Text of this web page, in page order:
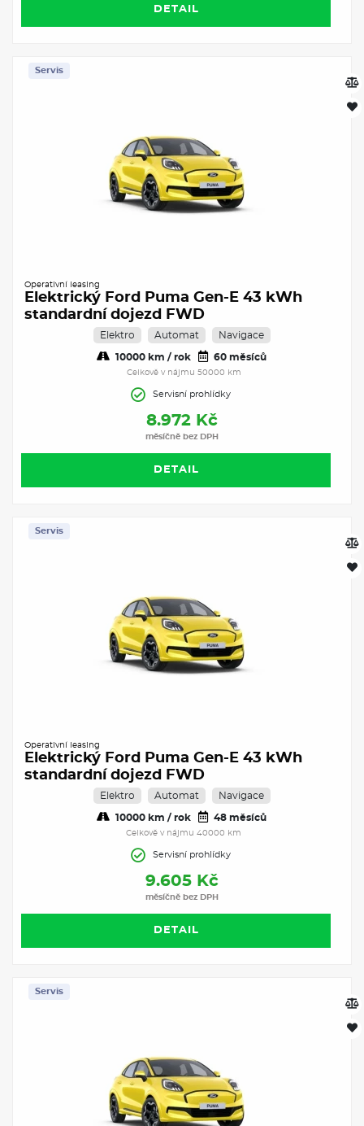
DETAIL
Servis
Operativní leasing
Elektrický Ford Puma Gen-E 43 kWh
standardní dojezd FWD
Elektro Automat Navigace
10000 km / rok 60 měsíců
Celkově v nájmu 50000 km
Servisní prohlídky
8.972 Kč
měsíčně bez DPH
DETAIL
Servis
Operativní leasing
Elektrický Ford Puma Gen-E 43 kWh
standardní dojezd FWD
Elektro Automat Navigace
10000 km / rok 48 měsíců
Celkově v nájmu 40000 km
Servisní prohlídky
9.605 Kč
měsíčně bez DPH
DETAIL
Servis